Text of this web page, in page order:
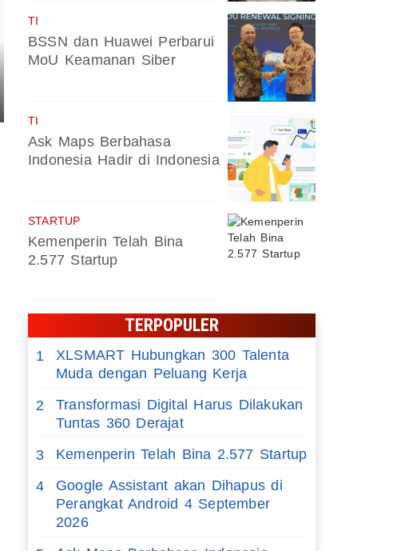
Zankore by Indosat Bidik
TI
BSSN dan Huawei Perbarui
MoU Keamanan Siber
TI
Ask Maps Berbahasa
Indonesia Hadir di Indonesia
STARTUP
Kemenperin Telah Bina
2.577 Startup
TERPOPULER
1
XLSMART Hubungkan 300 Talenta
Muda dengan Peluang Kerja
2
Transformasi Digital Harus Dilakukan
Tuntas 360 Derajat
3
Kemenperin Telah Bina 2.577 Startup
4
Google Assistant akan Dihapus di
Perangkat Android 4 September
2026